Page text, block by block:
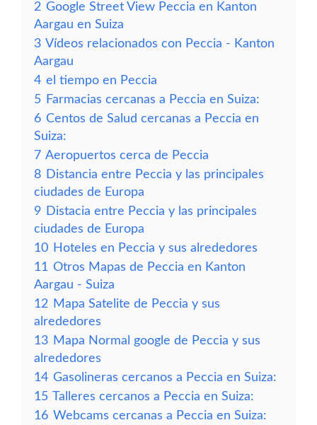
2 Google Street View Peccia en Kanton
Aargau en Suiza
3 Vídeos relacionados con Peccia - Kanton
Aargau
4 el tiempo en Peccia
5 Farmacias cercanas a Peccia en Suiza:
6 Centos de Salud cercanas a Peccia en
Suiza:
7 Aeropuertos cerca de Peccia
8 Distancia entre Peccia y las principales
ciudades de Europa
9 Distacia entre Peccia y las principales
ciudades de Europa
10 Hoteles en Peccia y sus alrededores
11 Otros Mapas de Peccia en Kanton
Aargau - Suiza
12 Mapa Satelite de Peccia y sus
alrededores
13 Mapa Normal google de Peccia y sus
alrededores
14 Gasolineras cercanos a Peccia en Suiza:
15 Talleres cercanos a Peccia en Suiza:
16 Webcams cercanas a Peccia en Suiza: